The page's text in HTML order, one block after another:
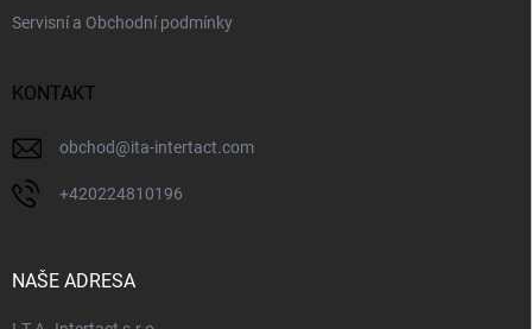
Servisní a Obchodní podmínky
KONTAKT
obchod@ita-intertact.com
+420224810196
NAŠE ADRESA